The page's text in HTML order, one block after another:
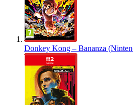
Donkey Kong – Bananza